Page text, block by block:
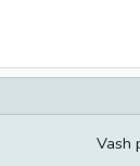
Vash